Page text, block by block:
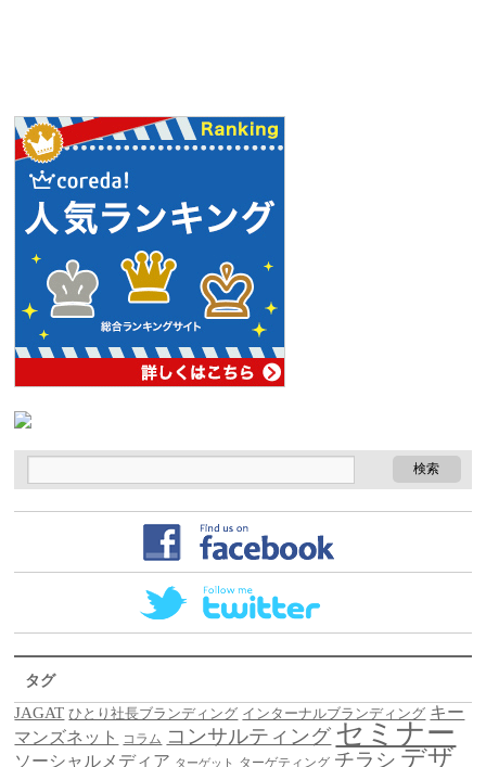
タグ
JAGAT ひとり社長ブランディング インターナルブランディング キー
マンズネット
コラム コンサルティング セミナー
ソーシャルメディア ターゲット ターゲティング チラシ デザ